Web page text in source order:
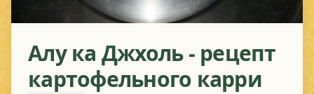
Алу ка Джхоль - рецепт
картофельного карри